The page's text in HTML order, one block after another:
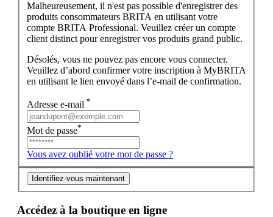
Malheureusement, il n'est pas possible d'enregistrer des
produits consommateurs BRITA en utilisant votre
compte BRITA Professional. Veuillez créer un compte
client distinct pour enregistrer vos produits grand public.
Désolés, vous ne pouvez pas encore vous connecter.
Veuillez d’abord confirmer votre inscription à MyBRITA
en utilisant le lien envoyé dans l’e-mail de confirmation.
Adresse e-mail *
Mot de passe*
Vous avez oublié votre mot de passe ?
Identifiez-vous maintenant
Accédez à la boutique en ligne